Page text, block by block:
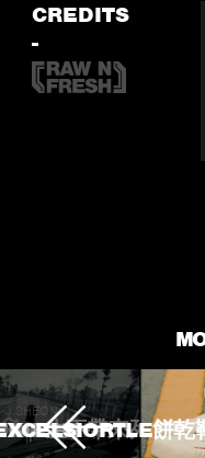
CREDITS
-
J.SHEON
生不帶來死不帶
餅乾